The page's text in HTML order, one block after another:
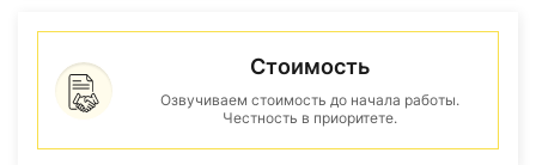
Стоимость
Озвучиваем стоимость до начала работы.
Честность в приоритете.